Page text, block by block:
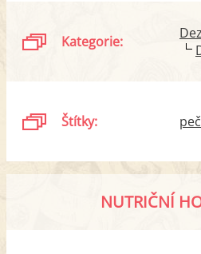
Kategorie:
Štítky:
NUTRIČNÍ